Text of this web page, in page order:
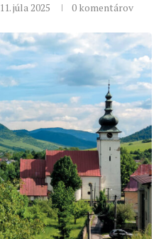
11. júla 2025 0 komentárov